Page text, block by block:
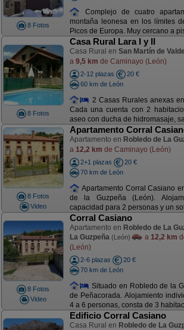
8 Fotos
Complejo de cuatro
montaña leonesa en los límites
Picos de Europa. Muy cercano a
8 Fotos
Casa Rural Lara I y II
Casa Rural en San Martín de
a 9,5 km de Caminayo (León)
2-12 plazas
20 €
60 km de León
2 Casas Rurales anexas
Cada una cuenta con 2
aseo con ducha de hidromasaje,
8 Fotos
Video
Apartamento Corral
Apartamento en Robledo de La
a 12,2 km de Caminayo (León)
2+1 plazas
20 €
70 km de León
Apartamento Corral Casiano
de la Guzpeña (León).
capacidad para 2 personas y un
8 Fotos
Video
Corral Casiano
Apartamento en Robledo de La
La Guzpeña (León) a 12,2 km
(León)
2-6 plazas
20 €
70 km de León
Situado en Robledo de la
de Peñacorada. Alojamiento
4 a 6 personas, consta de 3
Edificio Corral Casiano
Casa Rural en Robledo de La